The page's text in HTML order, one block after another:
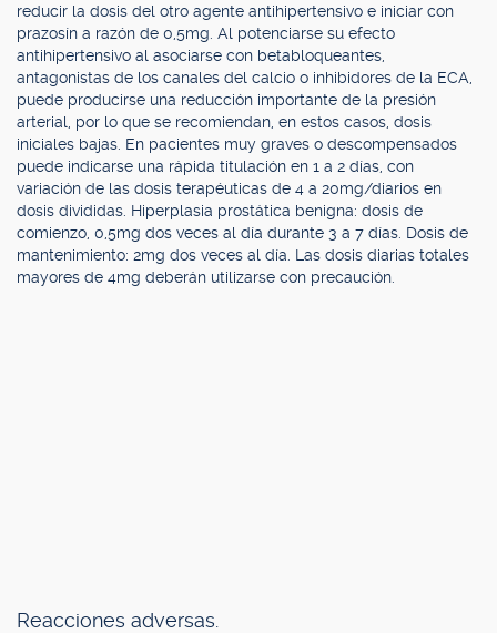
reducir la dosis del otro agente antihipertensivo e iniciar con
prazosín a razón de 0,5mg. Al potenciarse su efecto
antihipertensivo al asociarse con betabloqueantes,
antagonistas de los canales del calcio o inhibidores de la ECA,
puede producirse una reducción importante de la presión
arterial, por lo que se recomiendan, en estos casos, dosis
iniciales bajas. En pacientes muy graves o descompensados
puede indicarse una rápida titulación en 1 a 2 días, con
variación de las dosis terapéuticas de 4 a 20mg/diarios en
dosis divididas. Hiperplasia prostática benigna: dosis de
comienzo, 0,5mg dos veces al día durante 3 a 7 días. Dosis de
mantenimiento: 2mg dos veces al día. Las dosis diarias totales
mayores de 4mg deberán utilizarse con precaución.
Reacciones adversas.